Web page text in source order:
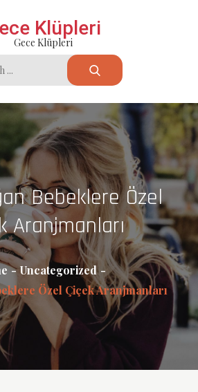
Klüpleri
Gece Klüpleri
Bebeklere Özel
Aranjmanları
Uncategorized
Özel Çiçek Aranjmanları